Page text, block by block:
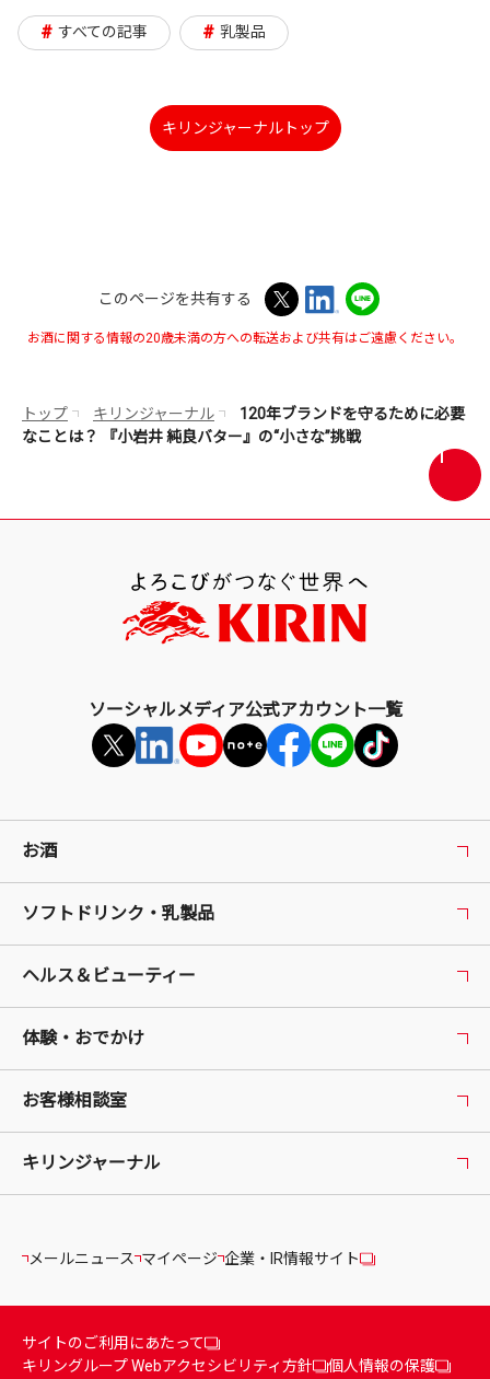
す
ま
す
開
き
す
ン
ウ
で
# すべての記事 # 乳製品
キリンジャーナルトップ
このページを共有する
お酒に関する情報の20歳未満の方への転送および共有はご遠慮ください。
トップ キリンジャーナル
120年ブランドを守るために必要
なことは？ 『小岩井 純良バター』の“小さな”挑戦
画
面
ソーシャルメディア公式アカウント一覧
お酒
ソフトドリンク・乳製品
ヘルス＆ビューティー
体験・おでかけ
お客様相談室
キリンジャーナル
メールニュース マイページ 企業・IR情報サイト
サイトのご利用にあたって
キリングループ Webアクセシビリティ方針
個人情報の保護